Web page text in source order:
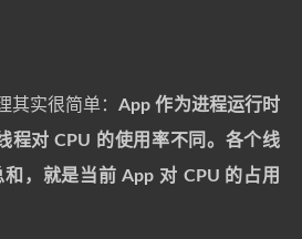
其实很简单：App 作为进程运行时
程对 CPU 的使用率不同。各个线
，就是当前 App 对 CPU 的占用